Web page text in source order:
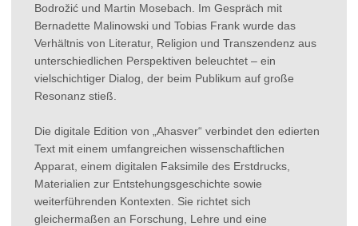
Bodrožić und Martin Mosebach. Im Gespräch mit
Bernadette Malinowski und Tobias Frank wurde das
Verhältnis von Literatur, Religion und Transzendenz aus
unterschiedlichen Perspektiven beleuchtet – ein
vielschichtiger Dialog, der beim Publikum auf große
Resonanz stieß.
Die digitale Edition von „Ahasver“ verbindet den edierten
Text mit einem umfangreichen wissenschaftlichen
Apparat, einem digitalen Faksimile des Erstdrucks,
Materialien zur Entstehungsgeschichte sowie
weiterführenden Kontexten. Sie richtet sich
gleichermaßen an Forschung, Lehre und eine